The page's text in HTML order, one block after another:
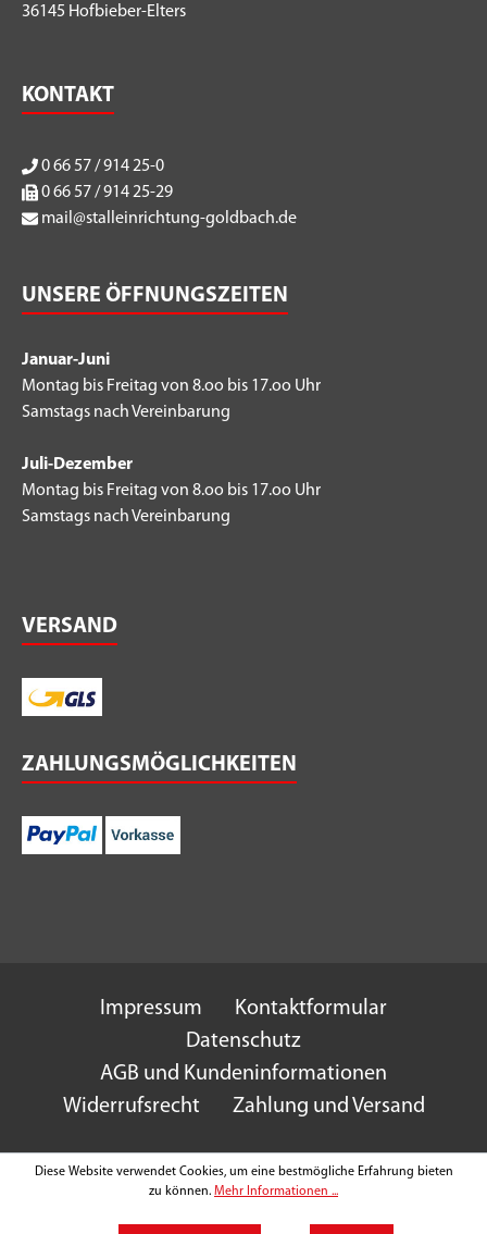
36145 Hofbieber-Elters
KONTAKT
0 66 57 / 914 25-0
0 66 57 / 914 25-29
mail@stalleinrichtung-goldbach.de
UNSERE ÖFFNUNGSZEITEN
Januar-Juni
Montag bis Freitag von 8.oo bis 17.oo Uhr
Samstags nach Vereinbarung
Juli-Dezember
Montag bis Freitag von 8.oo bis 17.oo Uhr
Samstags nach Vereinbarung
VERSAND
ZAHLUNGSMÖGLICHKEITEN
Impressum
Kontaktformular
Datenschutz
AGB und Kundeninformationen
Widerrufsrecht
Zahlung und Versand
Diese Website verwendet Cookies, um eine bestmögliche Erfahrung bieten
zu können. Mehr Informationen ...